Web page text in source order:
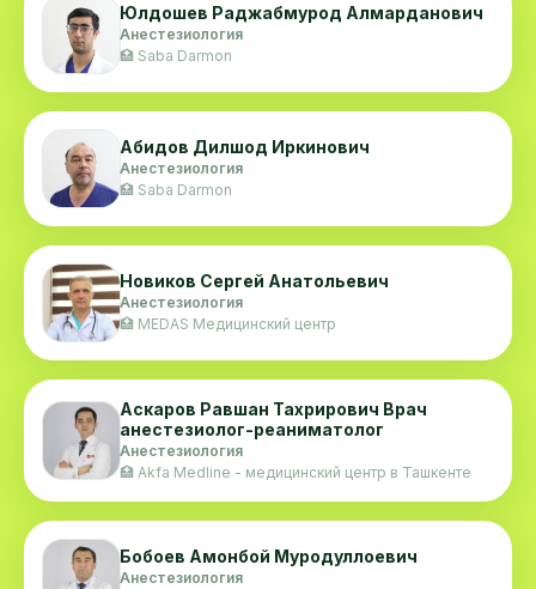
врачей.
Юлдошев Раджабмурод Алмарданович
Анестезиология
🏥 Saba Darmon
Абидов Дилшод Иркинович
Анестезиология
🏥 Saba Darmon
Новиков Сергей Анатольевич
Анестезиология
🏥 MEDAS Медицинский центр
Аскаров Равшан Тахрирович Врач
анестезиолог-реаниматолог
Анестезиология
🏥 Akfa Medline - медицинский центр в Ташкенте
Бобоев Амонбой Муродуллоевич
Анестезиология